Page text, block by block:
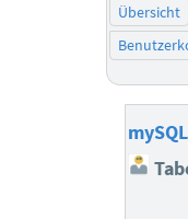
Übersicht